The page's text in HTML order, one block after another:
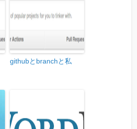
githubとbranchと私